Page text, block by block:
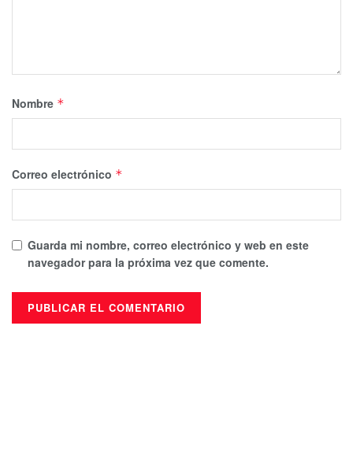
Nombre *
Correo electrónico *
Guarda mi nombre, correo electrónico y web en este
navegador para la próxima vez que comente.